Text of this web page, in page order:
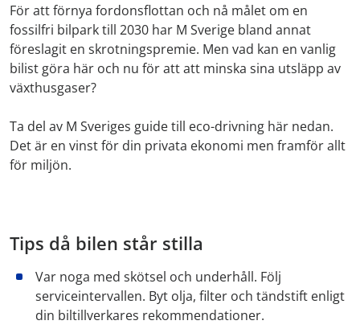
För att förnya fordonsflottan och nå målet om en
fossilfri bilpark till 2030 har M Sverige bland annat
föreslagit en skrotningspremie. Men vad kan en vanlig
bilist göra här och nu för att att minska sina utsläpp av
växthusgaser?
Ta del av M Sveriges guide till eco-drivning här nedan.
Det är en vinst för din privata ekonomi men framför allt
för miljön.
Tips då bilen står stilla
Var noga med skötsel och underhåll. Följ
serviceintervallen. Byt olja, filter och tändstift enligt
din biltillverkares rekommendationer.